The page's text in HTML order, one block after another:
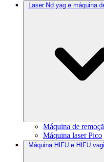
Laser Nd yag e máquina
Máquina de
Máquina laser Pico
Máquina HIFU e HIFU